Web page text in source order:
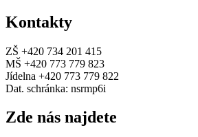
Kontakty
ZŠ +420 734 201 415
MŠ +420 773 779 823
Jídelna +420 773 779 822
Dat. schránka: nsrmp6i
Zde nás najdete